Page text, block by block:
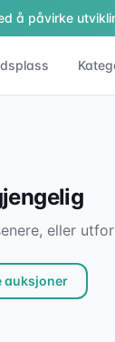
å påvirke
eller
auksjoner